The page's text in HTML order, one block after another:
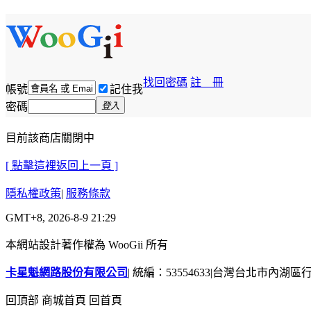
帳號 記住我
找回密碼 註 冊
密碼 登入
目前該商店關閉中
[ 點擊這裡返回上一頁 ]
隱私權政策| 服務條款
GMT+8, 2026-8-9 21:29
本網站設計著作權為 WooGii 所有
卡星魁網路股份有限公司 | 統編：53554633|台灣台北市內湖區
回頂部 商城首頁 回首頁